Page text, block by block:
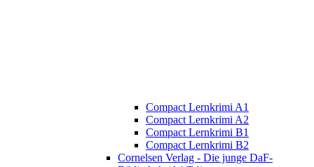
Compact Lernkrimi A1
Compact Lernkrimi A2
Compact Lernkrimi B1
Compact Lernkrimi B2
Cornelsen Verlag - Die junge DaF-